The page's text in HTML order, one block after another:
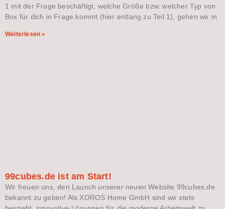
1 mit der Frage beschäftigt, welche Größe bzw. welcher Typ von
Box für dich in Frage kommt (hier entlang zu Teil 1), gehen wir in
Weiterlesen »
99cubes.de ist am Start!
Wir freuen uns, den Launch unserer neuen Website 99cubes.de
bekannt zu geben! Als XOROS Home GmbH sind wir stets